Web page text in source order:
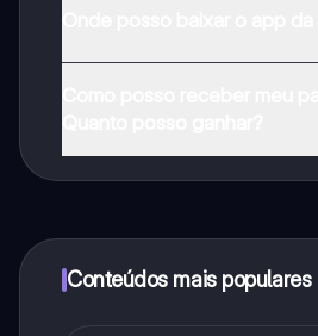
Conteúdos mais populares